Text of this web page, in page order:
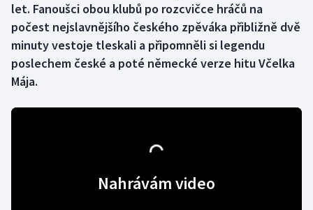
Dostihy
Florbal
Futsal
let. Fanoušci obou klubů po rozcvičce hráčů na
počest nejslavnějšího českého zpěváka přibližně dvě
minuty vestoje tleskali a připomněli si legendu
poslechem české a poté německé verze hitu Včelka
Mája.
Nahrávám video